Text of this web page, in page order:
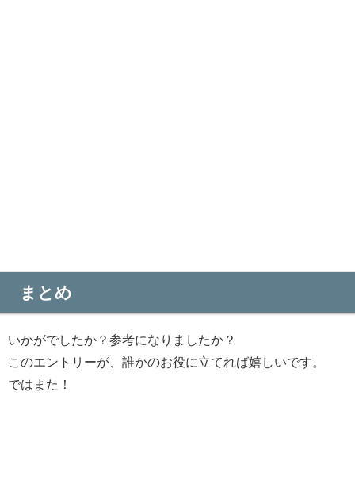
まとめ
いかがでしたか？参考になりましたか？
このエントリーが、誰かのお役に立てれば嬉しいです。
ではまた！